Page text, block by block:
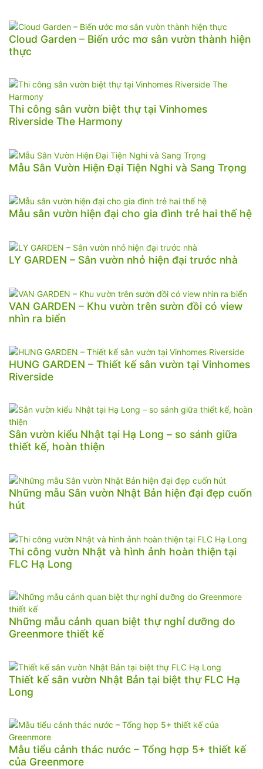
Cloud Garden – Biến ước mơ sân vườn thành hiện
thực
Thi công sân vườn biệt thự tại Vinhomes
Riverside The Harmony
Mẫu Sân Vườn Hiện Đại Tiện Nghi và Sang Trọng
Mẫu sân vườn hiện đại cho gia đình trẻ hai thế hệ
LY GARDEN – Sân vườn nhỏ hiện đại trước nhà
VAN GARDEN – Khu vườn trên sườn đồi có view
nhìn ra biển
HUNG GARDEN – Thiết kế sân vườn tại Vinhomes
Riverside
Sân vườn kiểu Nhật tại Hạ Long – so sánh giữa
thiết kế, hoàn thiện
Những mẫu Sân vườn Nhật Bản hiện đại đẹp cuốn
hút
Thi công vườn Nhật và hình ảnh hoàn thiện tại
FLC Hạ Long
Những mẫu cảnh quan biệt thự nghỉ dưỡng do
Greenmore thiết kế
Thiết kế sân vườn Nhật Bản tại biệt thự FLC Hạ
Long
Mẫu tiểu cảnh thác nước – Tổng hợp 5+ thiết kế
của Greenmore